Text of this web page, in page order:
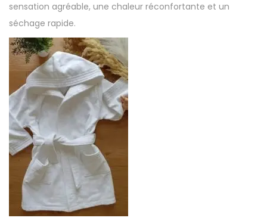
sensation agréable, une chaleur réconfortante et un
séchage rapide.